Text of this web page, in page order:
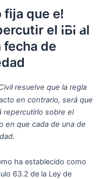
Main
Menu
fija que el
el IBI al
de
resuelve que la regla
en contrario, será que
repercutirlo sobre el
en que cada de una de
ha establecido como
63.2 de la Ley de